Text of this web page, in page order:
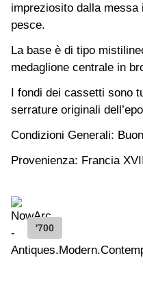
impreziosito dalla messa
pesce.
La base è di tipo
medaglione centrale in
I fondi dei cassetti sono
serrature originali
Condizioni Generali:
Provenienza: Francia
'700